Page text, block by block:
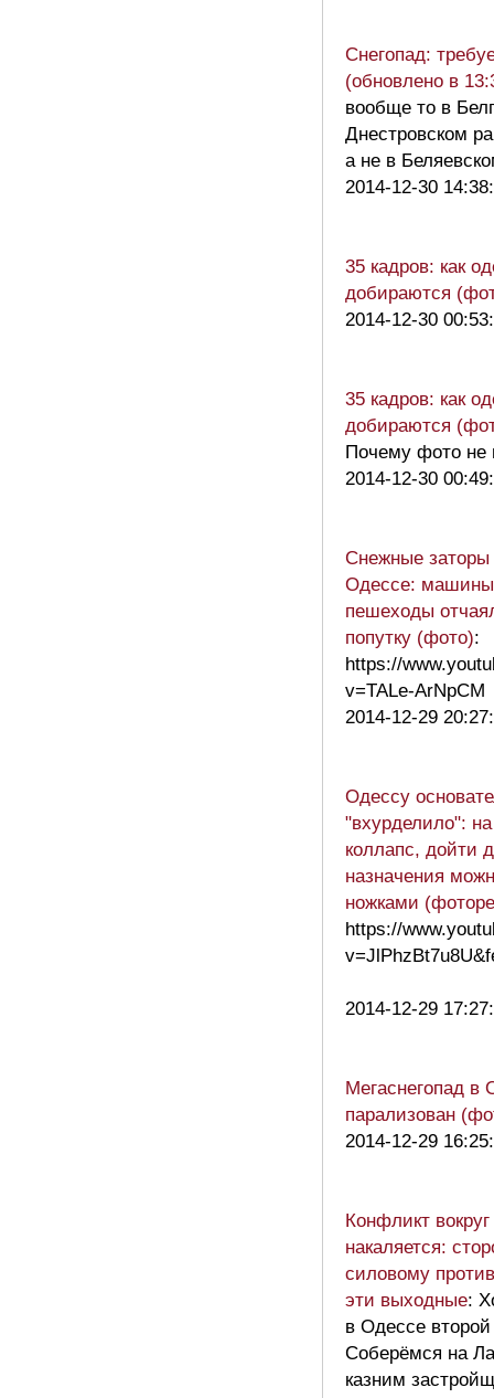
Снегопад:
(обновлено в
вообще то в
Днестровском
а не в
2014-12-30
35 кадров: как
добираются
2014-12-30
35 кадров: как
добираются
Почему фото не
2014-12-30
Снежные заторы
Одессе: машины
пешеходы
попутку (фото):
https://
v=TALe-ArNpCM
2014-12-29
Одессу
"вхурделило":
коллапс, дойти
назначения
ножками
https://
2014-12-29
Мегаснегопад в
парализован
2014-12-29
Конфликт
накаляется:
силовому
эти выходные:
в Одессе
Соберёмся на
казним